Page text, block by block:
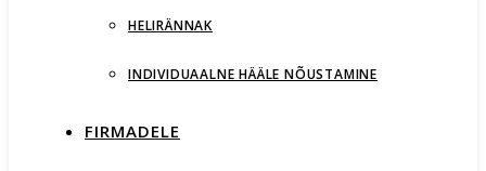
HELIRÄNNAK
INDIVIDUAALNE HÄÄLE NÕUSTAMINE
FIRMADELE